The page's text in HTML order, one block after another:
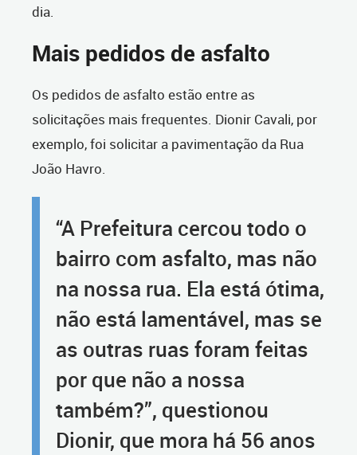
dia.
Mais pedidos de asfalto
Os pedidos de asfalto estão entre as
solicitações mais frequentes. Dionir Cavali, por
exemplo, foi solicitar a pavimentação da Rua
João Havro.
“A Prefeitura cercou todo o
bairro com asfalto, mas não
na nossa rua. Ela está ótima,
não está lamentável, mas se
as outras ruas foram feitas
por que não a nossa
também?”, questionou
Dionir, que mora há 56 anos